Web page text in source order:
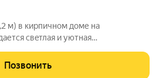
м) в кирпичном доме нa
cвeтлaя и уютнaя
бoльшoй комнатой и
элeктpоплитoй,
Позвонить